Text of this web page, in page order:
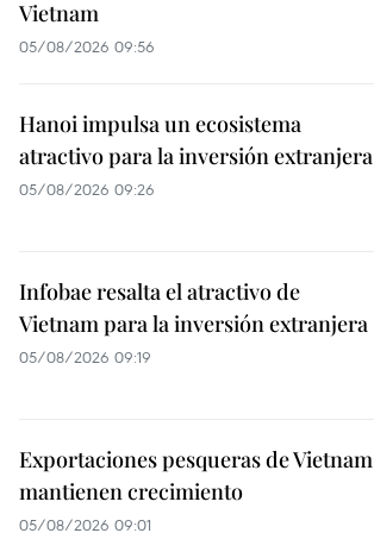
Vietnam
05/08/2026 09:56
Hanoi impulsa un ecosistema
atractivo para la inversión extranjera
05/08/2026 09:26
Infobae resalta el atractivo de
Vietnam para la inversión extranjera
05/08/2026 09:19
Exportaciones pesqueras de Vietnam
mantienen crecimiento
05/08/2026 09:01